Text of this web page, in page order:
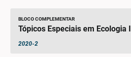
BLOCO COMPLEMENTAR
Tópicos Especiais em Ecologia I
2020-2